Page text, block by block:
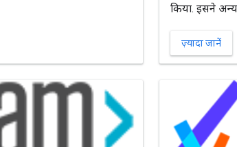
किया. इसने अन्य
ज़्यादा जानें